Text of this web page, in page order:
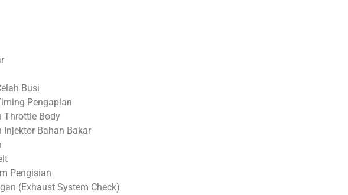
Busi
Pengapian
Throttle Body
Injektor Bahan Bakar
Pengisian
(Exhaust System Check)